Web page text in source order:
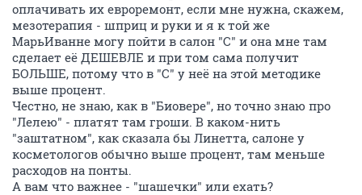
оплачивать их евроремонт, если мне нужна, скажем,
мезотерапия - шприц и руки и я к той же
МарьИванне могу пойти в салон "С" и она мне там
сделает её ДЕШЕВЛЕ и при том сама получит
БОЛЬШЕ, потому что в "С" у неё на этой методике
выше процент.
Честно, не знаю, как в "Биовере", но точно знаю про
"Лелею" - платят там гроши. В каком-нить
"заштатном", как сказала бы Линетта, салоне у
косметологов обычно выше процент, там меньше
расходов на понты.
А вам что важнее - "шашечки" или ехать?